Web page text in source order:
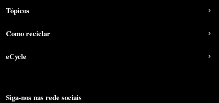
Tópicos
Como reciclar
eCycle
Siga-nos nas rede sociais